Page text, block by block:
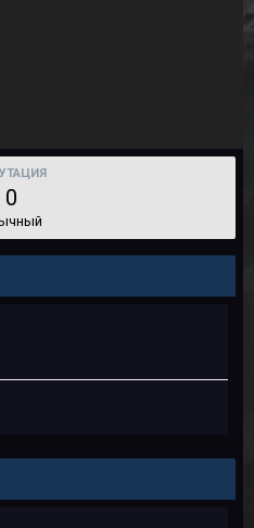
0